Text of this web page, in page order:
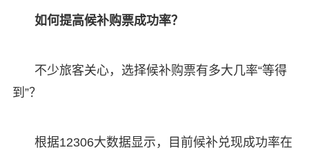
如何提高候补购票成功率？
不少旅客关心，选择候补购票有多大几率“等得
到”？
根据12306大数据显示，目前候补兑现成功率在